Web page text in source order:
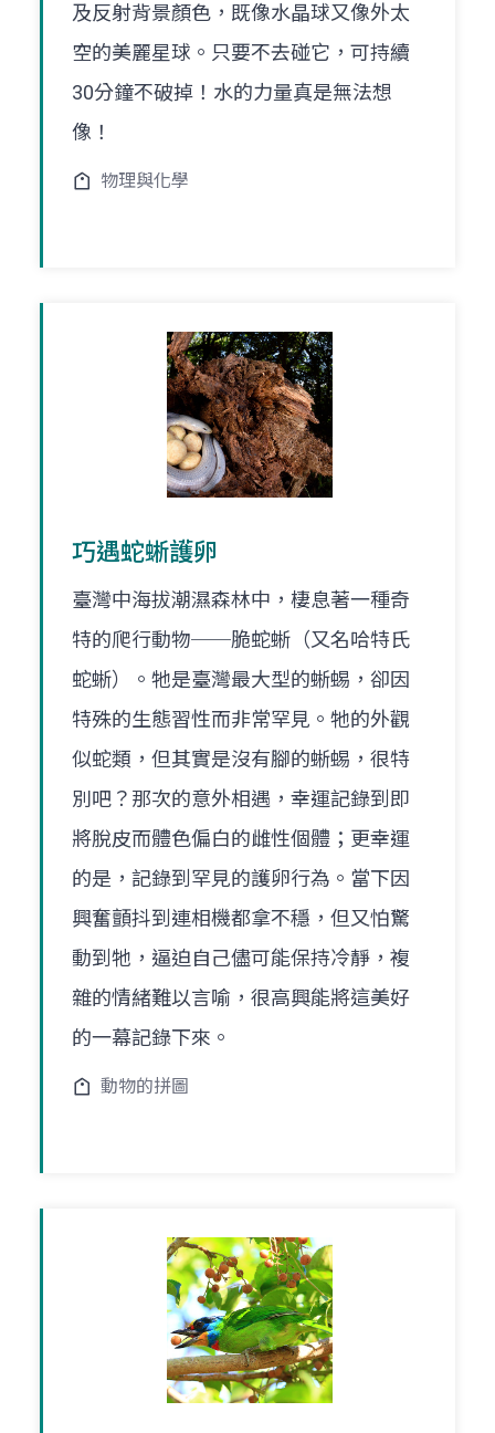
及反射背景顏色，既像水晶球又像外太
空的美麗星球。只要不去碰它，可持續
30分鐘不破掉！水的力量真是無法想
像！
物理與化學
巧遇蛇蜥護卵
臺灣中海拔潮濕森林中，棲息著一種奇
特的爬行動物──脆蛇蜥（又名哈特氏
蛇蜥）。牠是臺灣最大型的蜥蜴，卻因
特殊的生態習性而非常罕見。牠的外觀
似蛇類，但其實是沒有腳的蜥蜴，很特
別吧？那次的意外相遇，幸運記錄到即
將脫皮而體色偏白的雌性個體；更幸運
的是，記錄到罕見的護卵行為。當下因
興奮顫抖到連相機都拿不穩，但又怕驚
動到牠，逼迫自己儘可能保持冷靜，複
雜的情緒難以言喻，很高興能將這美好
的一幕記錄下來。
動物的拼圖